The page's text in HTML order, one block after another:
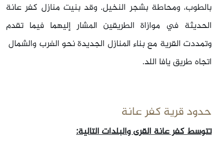
بالطوب، ومحاطة بشجر النخيل. وقد بنيت منازل كفر عانة
الحديثة في موازاة الطريقين المشار إليهما فيما تقدم
وتمددت القرية مع بناء المنازل الجديدة نحو الغرب والشمال ‏
اتجاه طريق يافا اللد.
حدود قرية كفر عانة
تتوسط كفر عانة القرى والبلدات التالية: